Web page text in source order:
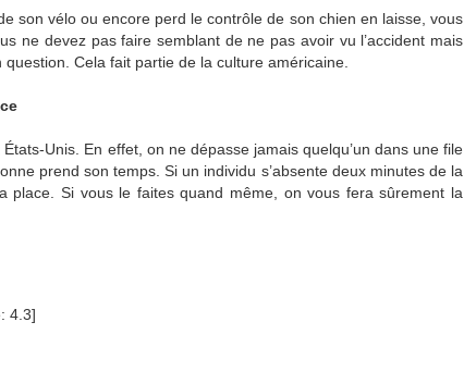
son vélo ou encore perd le contrôle de son chien en laisse, vous
ne devez pas faire semblant de ne pas avoir vu l’accident mais
Cela fait partie de la culture américaine.
Unis. En effet, on ne dépasse jamais quelqu’un dans une file
prend son temps. Si un individu s’absente deux minutes de la
place. Si vous le faites quand même, on vous fera sûrement la
4.3]